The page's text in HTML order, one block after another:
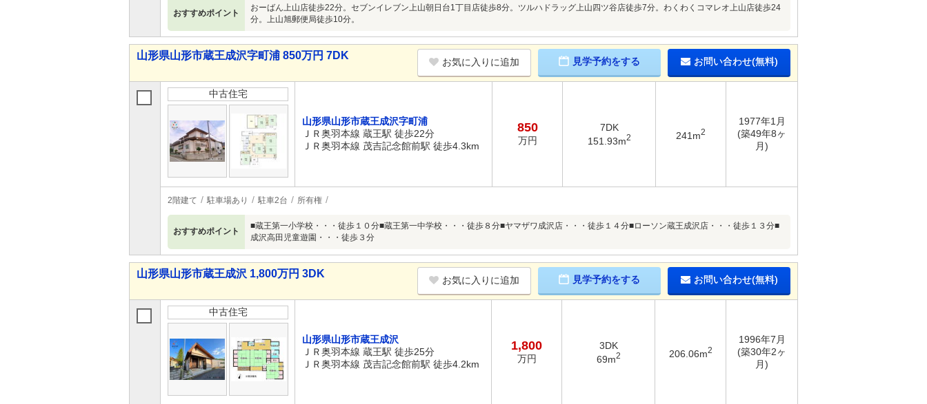
おすすめポイント
おーばん上山店徒歩22分。セブンイレブン上山朝日台1丁目店徒歩8分。ツルハドラッグ上山四ツ谷店徒歩7分。わくわくコマレオ上山店徒歩24
分。上山旭郵便局徒歩10分。
山形県山形市蔵王成沢字町浦 850万円 7DK
お気に入りに追加 見学予約をする お問い合わせ(無料)
中古住宅
山形県山形市蔵王成沢字町浦
ＪＲ奥羽本線 蔵王駅 徒歩22分
ＪＲ奥羽本線 茂吉記念館前駅 徒歩4.3km
850
万円
7DK
151.93m2 241m2
1977年1月
(築49年8ヶ
月)
2階建て 駐車場あり 駐車2台 所有権
おすすめポイント
■蔵王第一小学校・・・徒歩１０分■蔵王第一中学校・・・徒歩８分■ヤマザワ成沢店・・・徒歩１４分■ローソン蔵王成沢店・・・徒歩１３分■
成沢高田児童遊園・・・徒歩３分
山形県山形市蔵王成沢 1,800万円 3DK
お気に入りに追加 見学予約をする お問い合わせ(無料)
中古住宅
山形県山形市蔵王成沢
ＪＲ奥羽本線 蔵王駅 徒歩25分
ＪＲ奥羽本線 茂吉記念館前駅 徒歩4.2km
1,800
万円
3DK
69m2 206.06m2
1996年7月
(築30年2ヶ
月)